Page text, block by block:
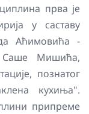
прва је
у саставу
Аћимовића -
Саше Мишића,
познатог
кухиња".
припреме